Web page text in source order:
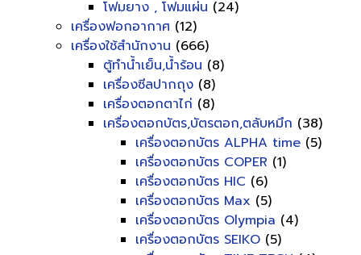
โฟมยาง , โฟมแผ่น (24)
เครื่องฟอกอากาศ (12)
เครื่องใช้สำนักงาน (666)
ตู้ทำน้ำเย็น,น้ำร้อน (8)
เครื่องซีลปากถุง (8)
เครื่องตอกตาไก่ (8)
เครื่องตอกบัตร,บัตรตอก,ตลับหมึก (38)
เครื่องตอกบัตร ALPHA time (5)
เครื่องตอกบัตร COPER (1)
เครื่องตอกบัตร HIC (6)
เครื่องตอกบัตร Max (5)
เครื่องตอกบัตร Olympia (4)
เครื่องตอกบัตร SEIKO (5)